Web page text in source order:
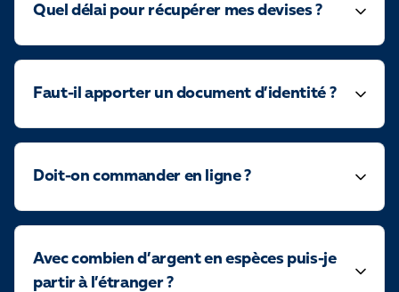
Quel délai pour récupérer mes devises ?
Faut-il apporter un document d’identité ?
Doit-on commander en ligne ?
Avec combien d’argent en espèces puis-je
partir à l’étranger ?